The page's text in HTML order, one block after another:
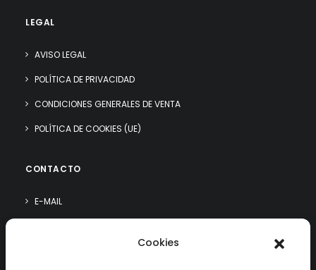
Cookies
LEGAL
AVISO LEGAL
POLÍTICA DE PRIVACIDAD
CONDICIONES GENERALES DE VENTA
POLÍTICA DE COOKIES (UE)
CONTACTO
E-MAIL